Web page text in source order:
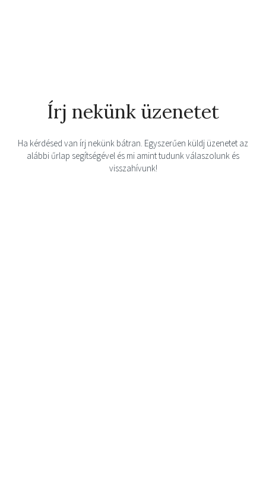
Írj nekünk üzenetet
Ha kérdésed van írj nekünk bátran. Egyszerűen küldj üzenetet az
alábbi űrlap segítségével és mi amint tudunk válaszolunk és
visszahívunk!